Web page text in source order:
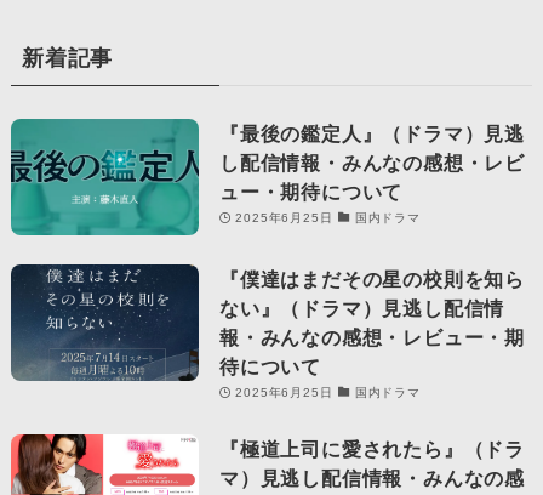
新着記事
『最後の鑑定人』（ドラマ）見逃
し配信情報・みんなの感想・レビ
ュー・期待について
2025年6月25日 国内ドラマ
『僕達はまだその星の校則を知ら
ない』（ドラマ）見逃し配信情
報・みんなの感想・レビュー・期
待について
2025年6月25日 国内ドラマ
『極道上司に愛されたら』（ドラ
マ）見逃し配信情報・みんなの感